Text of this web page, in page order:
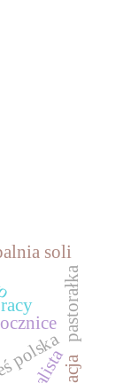
soli
polska
pastorałka